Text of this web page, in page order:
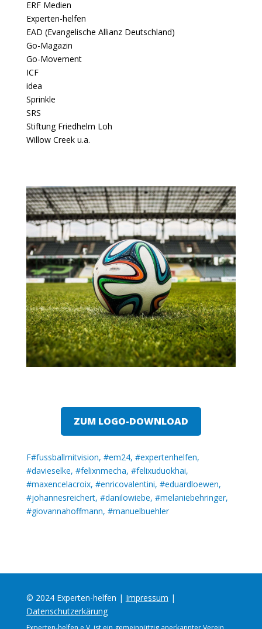
ERF Medien
Experten-helfen
EAD (Evangelische Allianz Deutschland)
Go-Magazin
Go-Movement
ICF
idea
Sprinkle
SRS
Stiftung Friedhelm Loh
Willow Creek u.a.
ZUM LOGO-DOWNLOAD
F#fussballmitvision, #em24, #expertenhelfen,
#davieselke, #felixnmecha, #felixuduokhai,
#maxencelacroix, #enricovalentini, #eduardloewen,
#johannesreichert, #danilowiebe, #melaniebehringer,
#giovannahoffmann, #manuelbuehler
© 2024 Experten-helfen | Impressum |
Datenschutzerkärung